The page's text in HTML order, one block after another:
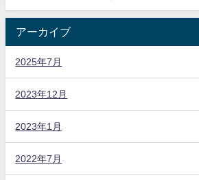
アーカイブ
2025年7月
2023年12月
2023年1月
2022年7月